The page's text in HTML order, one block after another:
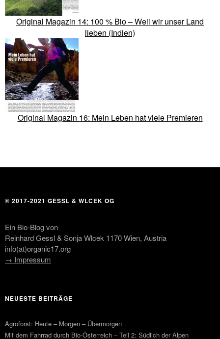
Original Magazin 14: 100 % Bio – Weil wir unser Land
lieben (Indien)
Original Magazin 16: Mein Leben hat viele Premieren
© 2017-2021 GESSL & WLCEK OG
Ein Bio-Blog von
Reinhard Gessl & Sonja Wlcek 1170 Wien, Austria
info(at)organic17.org
→ Impressum
NEUESTE BEITRÄGE
Agroforst: Heute – Morgen – Übermorgen
Mit dem Fahrrad durch Bio-Österreich – Teil 2: Südlich der Alpen